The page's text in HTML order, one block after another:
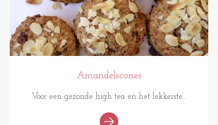
Amandelscones
Voor een gezonde high tea en het lekkerste...